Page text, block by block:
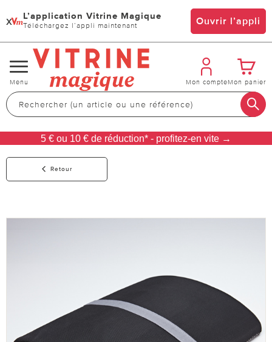
x L’application Vitrine Magique
Téléchargez l’appli maintenant Ouvrir l’appli
Changer
de
navigation
Menu Mon compteMon panier
5 € ou 10 € de réduction* - profitez-en vite →
Retour